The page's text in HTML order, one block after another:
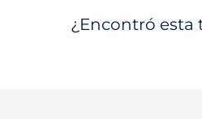
¿Encontró esta